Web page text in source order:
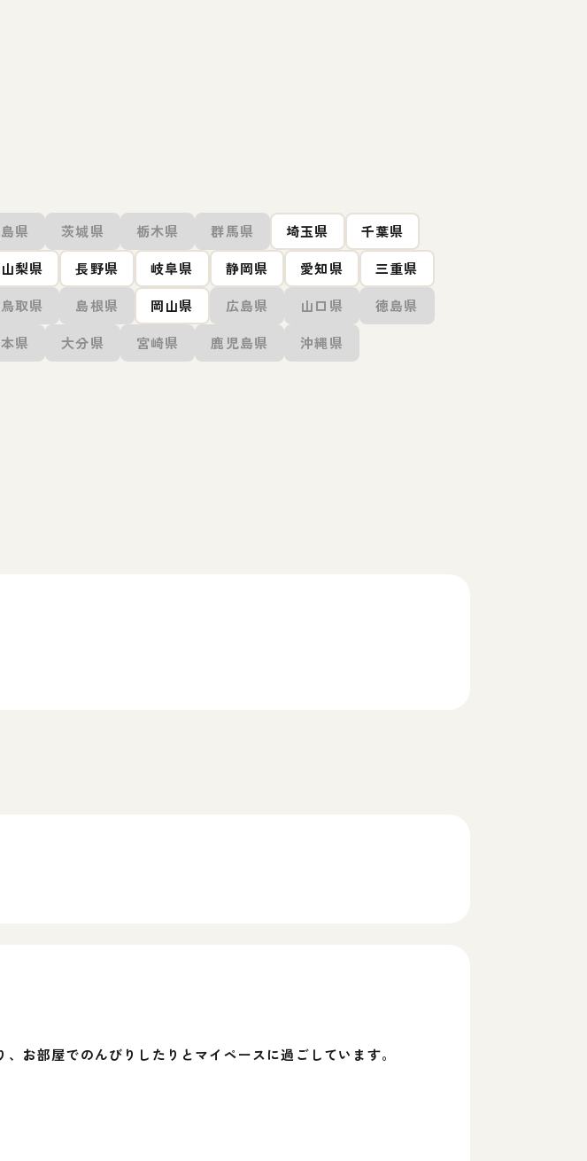
県 茨城県 栃木県 群馬県 埼玉県
千葉県
山梨県 長野県 岐阜県 静岡県 愛知県
三重県
鳥取県 島根県 岡山県 広島県 山口県
徳島県
県 大分県 宮崎県 鹿児島県 沖縄県
お部屋でのんびりしたりとマイペースに過ごしています。